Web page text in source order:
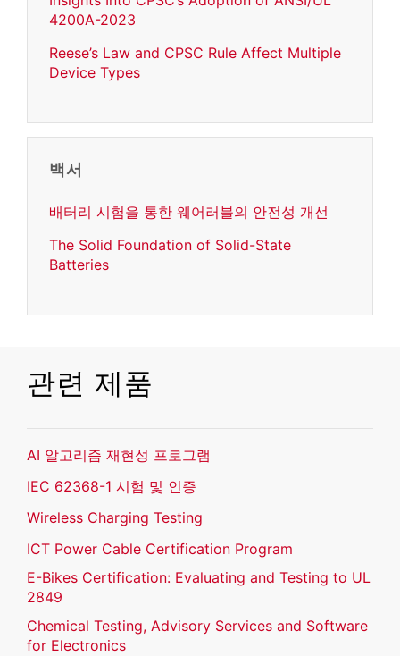
4200A-2023
Reese’s Law and CPSC Rule Affect Multiple
Device Types
백서
배터리 시험을 통한 웨어러블의 안전성 개선
The Solid Foundation of Solid-State
Batteries
관련 제품
AI 알고리즘 재현성 프로그램
IEC 62368-1 시험 및 인증
Wireless Charging Testing
ICT Power Cable Certification Program
E-Bikes Certification: Evaluating and Testing to UL
2849
Chemical Testing, Advisory Services and Software
for Electronics